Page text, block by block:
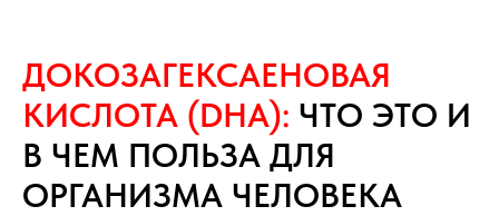
ДОКОЗАГЕКСАЕНОВАЯ
КИСЛОТА (DHA): ЧТО ЭТО И
В ЧЕМ ПОЛЬЗА ДЛЯ
ОРГАНИЗМА ЧЕЛОВЕКА